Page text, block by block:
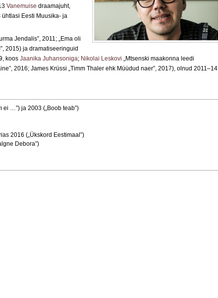
Vanemuise draamajuht,
Eesti Muusika- ja
Jendalis”, 2011; „Ema oli
2015) ja dramatiseeringuid
koos Jaanika Juhansoniga; Nikolai Leskovi „Mtsenski maakonna leedi
2016; James Krüssi „Timm Thaler ehk Müüdud naer”, 2017), olnud 2011–14
…”) ja 2003 („Boob teab”)
2016 („Ükskord Eestimaal”)
Debora”)